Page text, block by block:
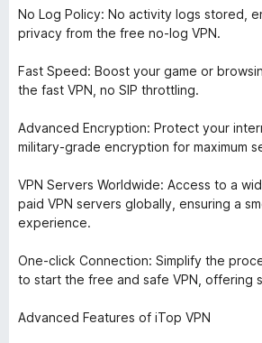
No Log Policy: No activity logs stored,
privacy from the free no-log VPN.
Fast Speed: Boost your game or
the fast VPN, no SIP throttling.
Advanced Encryption: Protect your
military-grade encryption for maximum
VPN Servers Worldwide: Access to a
paid VPN servers globally, ensuring a
experience.
One-click Connection: Simplify the
to start the free and safe VPN, offering
Advanced Features of iTop VPN